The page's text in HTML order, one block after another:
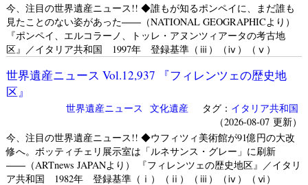
今、注目の世界遺産ニュース!! ◆誰もが知るポンペイに、まだ誰も
見たことのない姿があった――（NATIONAL GEOGRAPHICより）
『ポンペイ、エルコラーノ、トッレ・アヌンツィアータの考古地
区』／イタリア共和国 1997年 登録基準（ⅲ）（ⅳ）（ⅴ）
世界遺産ニュース Vol.12,937 『フィレンツェの歴史地
区』
世界遺産ニュース 文化遺産タグ： イタリア共和国
（2026-08-07 更新）
今、注目の世界遺産ニュース!! ◆ウフィツィ美術館が91億円の大改
修へ。ボッティチェリ展示室は「ルネサンス・グレー」に刷新
――（ARTnews JAPANより） 『フィレンツェの歴史地区』／イタリ
ア共和国 1982年 登録基準（ⅰ）（ⅱ）（ⅲ）（ⅳ）（ⅵ）